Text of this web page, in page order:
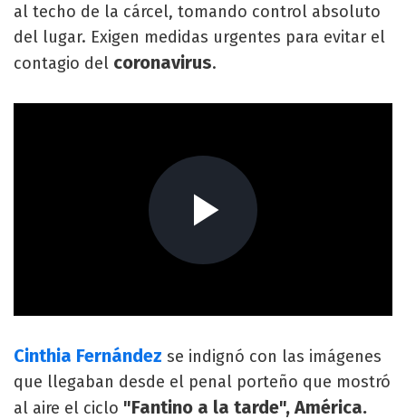
al techo de la cárcel, tomando control absoluto
del lugar. Exigen medidas urgentes para evitar el
contagio del coronavirus.
Cinthia Fernández se indignó con las imágenes
que llegaban desde el penal porteño que mostró
al aire el ciclo "Fantino a la tarde", América.